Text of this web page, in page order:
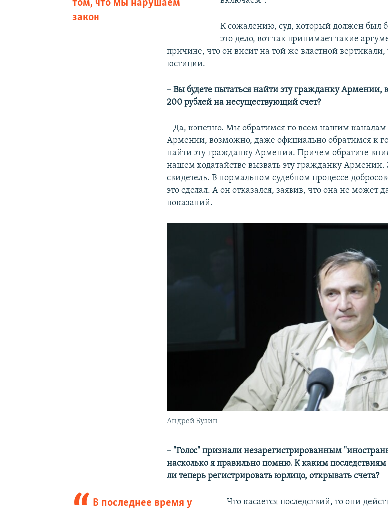
том, что мы нарушаем
закон
К сожалению, суд, который должен был
это дело, вот так принимает такие
причине, что он висит на той же властной
юстиции.
– Вы будете пытаться найти эту гражданку Армении,
200 рублей на несуществующий счет?
– Да, конечно. Мы обратимся по всем нашим
Армении, возможно, даже официально обратимся к
найти эту гражданку Армении. Причем обратите
нашем ходатайстве вызвать эту гражданку Армении.
свидетель. В нормальном судебном процессе
это сделал. А он отказался, заявив, что она не может
показаний.
Андрей Бузин
– "Голос" признали незарегистрированным
насколько я правильно помню. К каким
ли теперь регистрировать юрлицо, открывать счета?
В последнее время у
– Что касается последствий, то они